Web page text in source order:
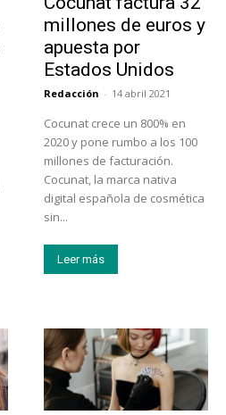
millones de euros y
apuesta por
Estados Unidos
Redacción - 14 abril 2021
Cocunat crece un 800% en
2020 y pone rumbo a los 100
millones de facturación.
Cocunat, la marca nativa
digital española de cosmética
sin...
Leer más